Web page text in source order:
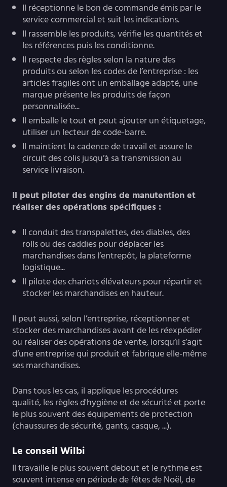
Il réceptionne le bon de commande émis par le
service commercial et suit les indications.
Il rassemble les produits, vérifie les quantités et
les références puis les conditionne.
Il respecte des règles selon la nature des
produits ou selon les codes de l’entreprise : les
articles fragiles ont un emballage adapté, une
marque présente les produits de façon
personnalisée...
Il emballe le tout et peut ajouter un étiquetage,
utiliser un lecteur de code-barre.
Il maintient la cadence de travail et assure le
circuit des colis jusqu’à sa transmission au
service livraison.
Il peut piloter des engins de manutention et
réaliser des opérations spécifiques :
Il conduit des transpalettes, des diables, des
rolls ou des caddies pour déplacer les
marchandises dans l’entrepôt, la plateforme
logistique...
Il pilote des chariots élévateurs pour répartir et
stocker les marchandises en hauteur.
Il peut aussi, selon l’entreprise, réceptionner et
stocker des marchandises avant de les réexpédier
ou réaliser des opérations de vente, lorsqu’il s’agit
d’une entreprise qui produit et fabrique elle-même
ses marchandises.
Dans tous les cas, il applique les procédures
qualité, les règles d'hygiène et de sécurité et porte
le plus souvent des équipements de protection
(chaussures de sécurité, gants, casque, ...).
Le conseil Wilbi
Il travaille le plus souvent debout et le rythme est
souvent intense en période de fêtes de Noël, de